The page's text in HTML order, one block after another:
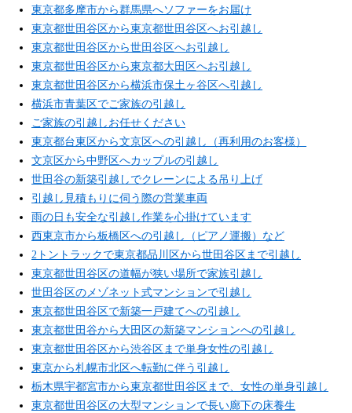
東京都多摩市から群馬県へソファーをお届け
東京都世田谷区から東京都世田谷区へお引越し
東京都世田谷区から世田谷区へお引越し
東京都世田谷区から東京都大田区へお引越し
東京都世田谷区から横浜市保土ヶ谷区へ引越し
横浜市青葉区でご家族の引越し
ご家族の引越しお任せください
東京都台東区から文京区への引越し（再利用のお客様）
文京区から中野区へカップルの引越し
世田谷の新築引越しでクレーンによる吊り上げ
引越し見積もりに伺う際の営業車両
雨の日も安全な引越し作業を心掛けています
西東京市から板橋区への引越し（ピアノ運搬）など
2トントラックで東京都品川区から世田谷区まで引越し
東京都世田谷区の道幅が狭い場所で家族引越し
世田谷区のメゾネット式マンションで引越し
東京都世田谷区で新築一戸建てへの引越し
東京都世田谷から大田区の新築マンションへの引越し
東京都世田谷区から渋谷区まで単身女性の引越し
東京から札幌市北区へ転勤に伴う引越し
栃木県宇都宮市から東京都世田谷区まで、女性の単身引越し
東京都世田谷区の大型マンションで長い廊下の床養生